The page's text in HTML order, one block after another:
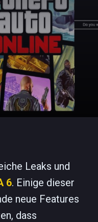
Leaks und
6. Einige dieser
neue Features
dass